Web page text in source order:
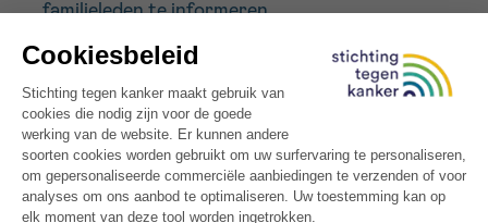
familieleden te informeren.
“Veel mannen beseffen niet dat ze borstkanker
kunnen krijgen, en wanneer ze de diagnose krijgen,
durven ze er vaak niet over praten. Nochtans kan
een vroege opsporing echt het verschil maken in
behandeling, overleving en opvolging.”
– Dr. Veronique Le Ray, medisch directeur
Stichting tegen Kanker